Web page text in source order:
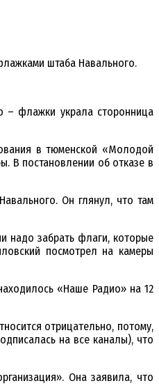
штаба Навального.
– флажки украла сторонница
в тюменской «Молодой
В постановлении об отказе в
Он глянул, что там
надо забрать флаги, которые
посмотрел на камеры
«Наше Радио» на 12
отрицательно, потому,
на все каналы), что
Она заявила, что